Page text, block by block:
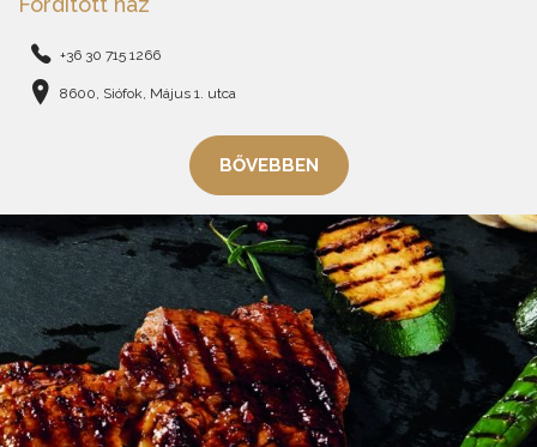
+36 30 715 1266
8600, Siófok, Május 1. utca
BŐVEBBEN